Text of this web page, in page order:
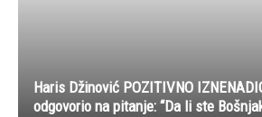
Haris Džinović POZITIVNO
odgovorio na pitanje: “Da li ste